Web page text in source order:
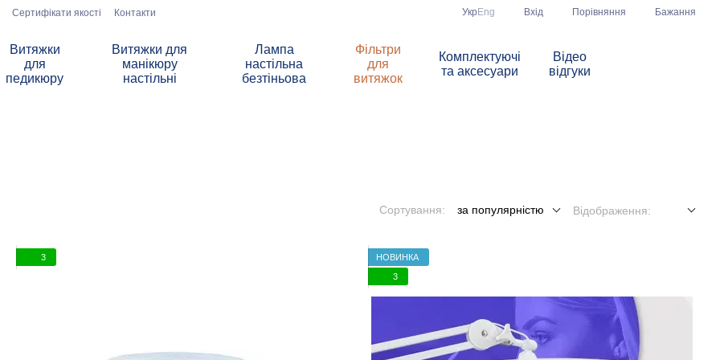
Сертифікати якості Контакти Укр Eng Вхід Порівняння Бажання
Витяжки
для
педикюру
Витяжки для
манікюру
настільні
Лампа
настільна
безтіньова
Фільтри
для
витяжок
Комплектуючі
та аксесуари
Відео
відгуки
Сортування: за популярністю Відображення:
3
НОВИНКА
3